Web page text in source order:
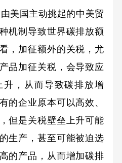
美国主动挑起的中美贸
机制导致世界碳排放额
，加征额外的关税，尤
品加征关税，会导致应
，从而导致碳排放增
的企业原本可以高效、
但是关税壁垒上升可能
生产，甚至可能被迫选
的产品，从而增加碳排